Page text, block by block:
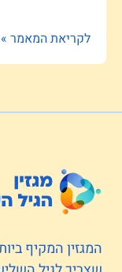
לקריאת המאמר »
המגזין המקיף